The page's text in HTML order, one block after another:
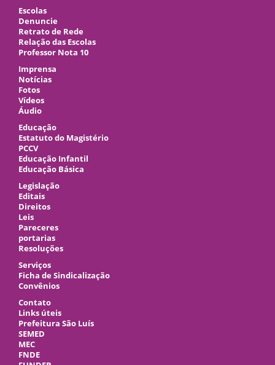
Escolas
Denuncie
Retrato de Rede
Relação das Escolas
Professor Nota 10
Imprensa
Notícias
Fotos
Vídeos
Áudio
Educação
Estatuto do Magistério
PCCV
Educação Infantil
Educação Básica
Legislação
Editais
Direitos
Leis
Pareceres
portarias
Resoluções
Serviços
Ficha de Sindicalização
Convênios
Contato
Links úteis
Prefeitura São Luís
SEMED
MEC
FNDE